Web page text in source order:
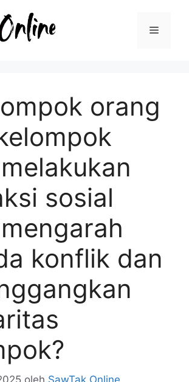
Menu
orang
sosial
konflik dan
oleh SawTak Online